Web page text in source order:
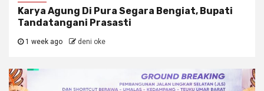
Karya Agung Di Pura Segara Bengiat, Bupati
Tandatangani Prasasti
1 week ago deni oke